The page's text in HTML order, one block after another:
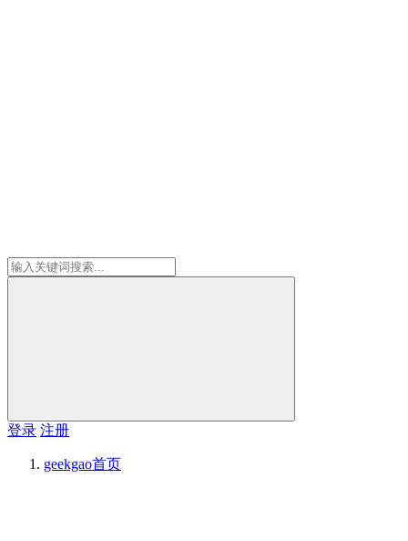
登录 注册
geekgao首页